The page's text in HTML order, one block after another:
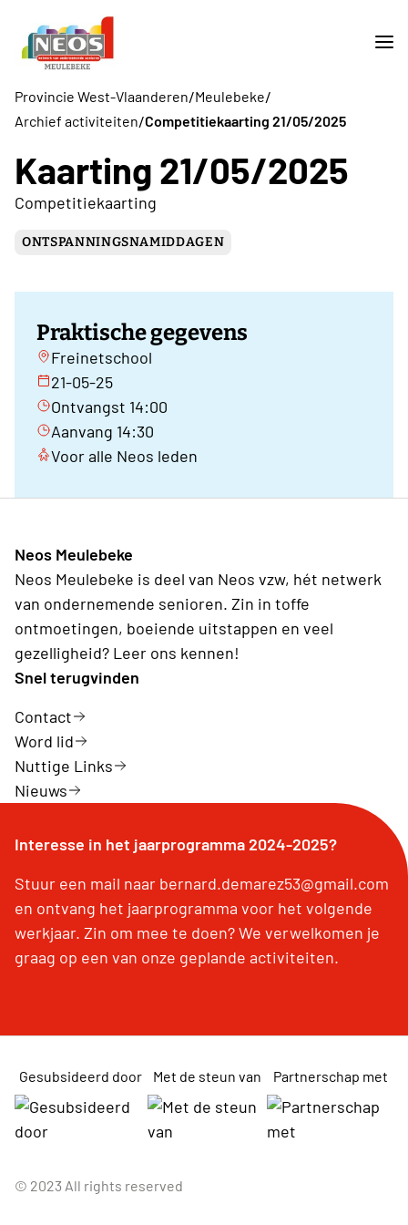
Provincie West-Vlaanderen/Meulebeke/
Archief activiteiten/Competitiekaarting 21/05/2025
Kaarting 21/05/2025
Competitiekaarting
ONTSPANNINGSNAMIDDAGEN
Praktische gegevens
Freinetschool
21-05-25
Ontvangst 14:00
Aanvang 14:30
Voor alle Neos leden
Neos Meulebeke
Neos Meulebeke is deel van Neos vzw, hét netwerk
van ondernemende senioren. Zin in toffe
ontmoetingen, boeiende uitstappen en veel
gezelligheid? Leer ons kennen!
Snel terugvinden
Contact
Word lid
Nuttige Links
Nieuws
Interesse in het jaarprogramma 2024-2025?
Stuur een mail naar bernard.demarez53@gmail.com
en ontvang het jaarprogramma voor het volgende
werkjaar. Zin om mee te doen? We verwelkomen je
graag op een van onze geplande activiteiten.
Gesubsideerd door Met de steun van Partnerschap met
© 2023 All rights reserved